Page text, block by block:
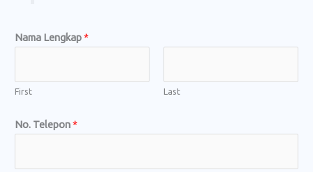
Nama Lengkap*
First Last
No. Telepon*